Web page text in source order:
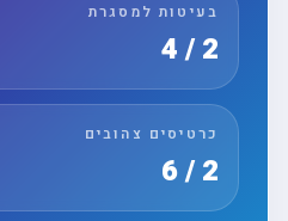
בעיטות למסגרת
כרטיסים צהובים